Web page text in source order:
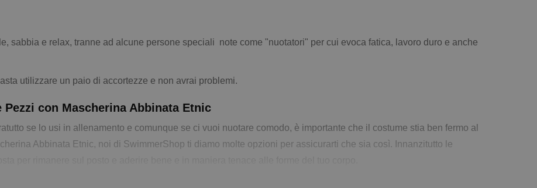
sabbia e relax, tranne ad alcune persone speciali note come "nuotatori" per cui evoca fatica, lavoro duro e anche
utilizzare un paio di accortezze e non avrai problemi.
con Mascherina Abbinata Etnic
se lo usi in allenamento e comunque se ci vuoi nuotare comodo, è importante che il costume stia ben fermo al
Abbinata Etnic, noi di SwimmerShop ti diamo molte opzioni per assicurarti che sia così. Innanzitutto le